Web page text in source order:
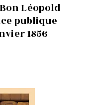
Léopold
publique
1856